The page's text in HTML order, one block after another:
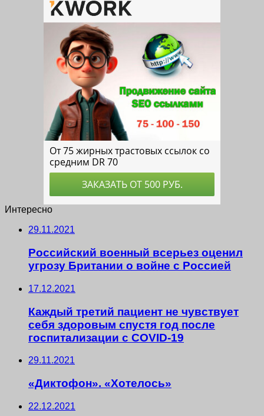
Интересно
29.11.2021
Российский военный всерьез оценил
угрозу Британии о войне с Россией
17.12.2021
Каждый третий пациент не чувствует
себя здоровым спустя год после
госпитализации с COVID-19
29.11.2021
«Диктофон». «Хотелось»
22.12.2021